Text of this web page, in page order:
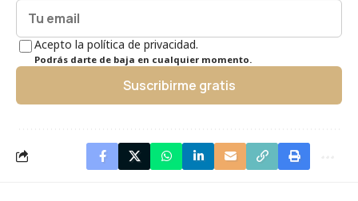
Acepto la política de privacidad.
Podrás darte de baja en cualquier momento.
Suscribirme gratis